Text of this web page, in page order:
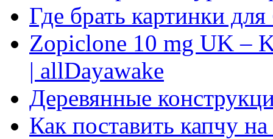
Где брать картинки
Zopiclone 10 mg UK –
| allDayawake
Деревянные
Как поставить капчу